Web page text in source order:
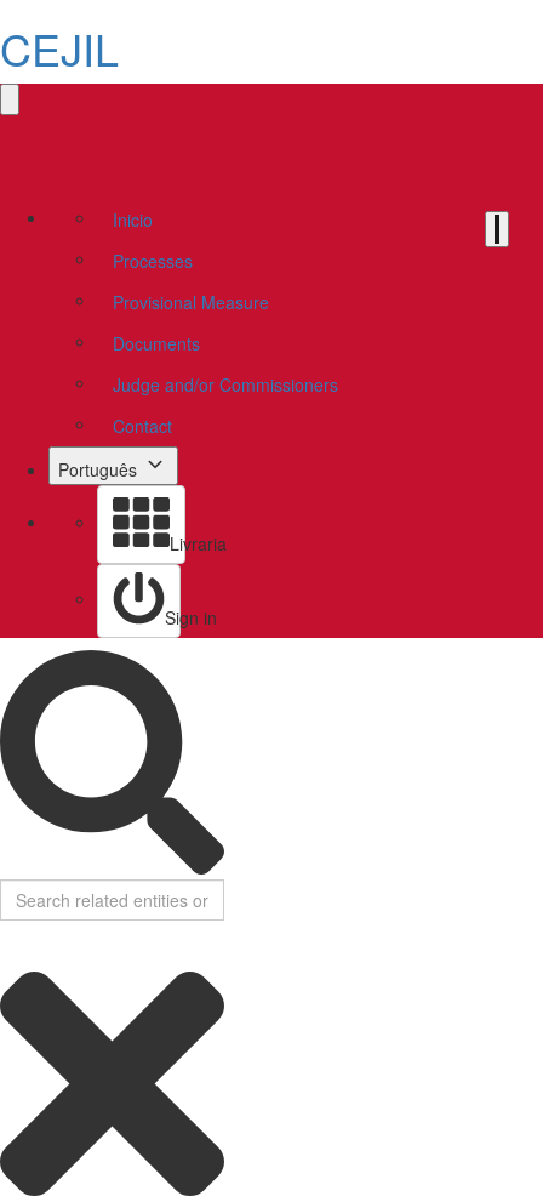
CEJIL
Inicio
Processes
Provisional Measure
Documents
Judge and/or Commissioners
Contact
Português
Livraria
Sign in